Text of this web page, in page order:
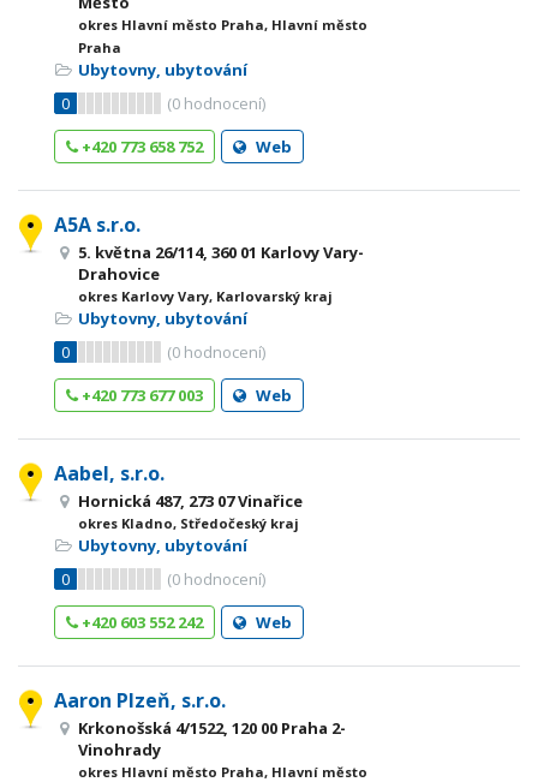
okres Hlavní město Praha, Hlavní město
Praha
Ubytovny, ubytování
0
(0 hodnocení)
+420 773 658 752
Web
A5A s.r.o.
5. května 26/114, 360 01 Karlovy Vary-
Drahovice
okres Karlovy Vary, Karlovarský kraj
Ubytovny, ubytování
0
(0 hodnocení)
+420 773 677 003
Web
Aabel, s.r.o.
Hornická 487, 273 07 Vinařice
okres Kladno, Středočeský kraj
Ubytovny, ubytování
0
(0 hodnocení)
+420 603 552 242
Web
Aaron Plzeň, s.r.o.
Krkonošská 4/1522, 120 00 Praha 2-
Vinohrady
okres Hlavní město Praha, Hlavní město